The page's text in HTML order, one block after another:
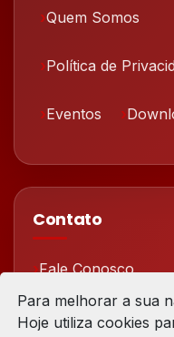
Quem Somos
Política de
Eventos
Contato
Fale Conosco
Redes Sociais
Para melhorar a sua
Hoje utiliza cookies